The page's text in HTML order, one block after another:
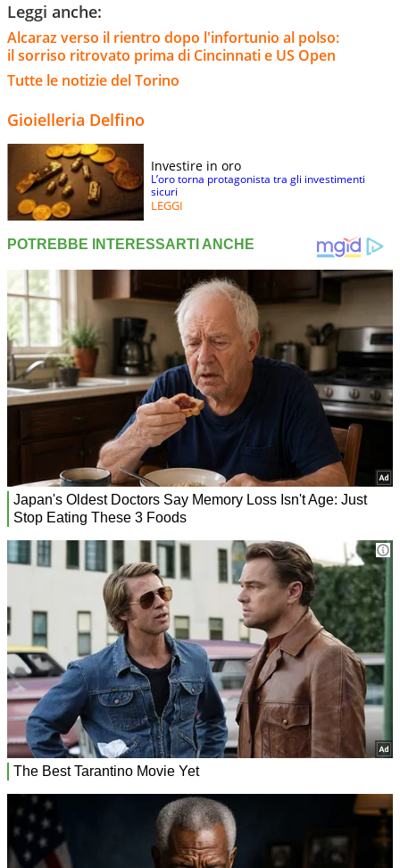
Leggi anche:
Alcaraz verso il rientro dopo l'infortunio al polso:
il sorriso ritrovato prima di Cincinnati e US Open
Tutte le notizie del Torino
Gioielleria Delfino
Investire in oro
L’oro torna protagonista tra gli investimenti
sicuri
LEGGI